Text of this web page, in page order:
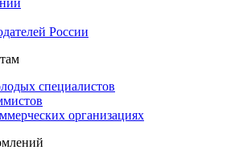
России
специалистов
организациях